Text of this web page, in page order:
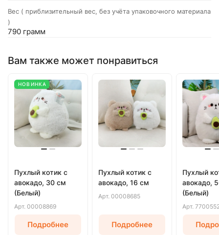
Вес ( приблизительный вес, без учёта упаковочного материала
)
790 грамм
Вам также может понравиться
НОВИНКА
Пухлый котик с
авокадо, 30 см
(Белый)
Арт. 00008869
Подробнее
Пухлый котик с
авокадо, 16 см
Арт. 00008685
Подробнее
Пухлый
авокадо,
(Белый)
Арт.